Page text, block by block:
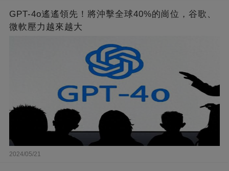
GPT-4o遙遙領先！將沖擊全球40%的崗位，谷歌、
微軟壓力越來越大
2024/05/21